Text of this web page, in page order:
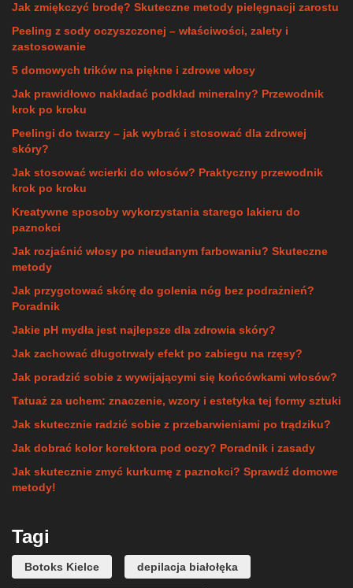
Jak zmiękczyć brodę? Skuteczne metody pielęgnacji zarostu
Peeling z sody oczyszczonej – właściwości, zalety i
zastosowanie
5 domowych trików na piękne i zdrowe włosy
Jak prawidłowo nakładać podkład mineralny? Przewodnik
krok po kroku
Peelingi do twarzy – jak wybrać i stosować dla zdrowej
skóry?
Jak stosować wcierki do włosów? Praktyczny przewodnik
krok po kroku
Kreatywne sposoby wykorzystania starego lakieru do
paznokci
Jak rozjaśnić włosy po nieudanym farbowaniu? Skuteczne
metody
Jak przygotować skórę do golenia nóg bez podrażnień?
Poradnik
Jakie pH mydła jest najlepsze dla zdrowia skóry?
Jak zachować długotrwały efekt po zabiegu na rzęsy?
Jak poradzić sobie z wywijającymi się końcówkami włosów?
Tatuaż za uchem: znaczenie, wzory i estetyka tej formy sztuki
Jak skutecznie radzić sobie z przebarwieniami po trądziku?
Jak dobrać kolor korektora pod oczy? Poradnik i zasady
Jak skutecznie zmyć kurkumę z paznokci? Sprawdź domowe
metody!
Tagi
Botoks Kielce depilacja białołęka